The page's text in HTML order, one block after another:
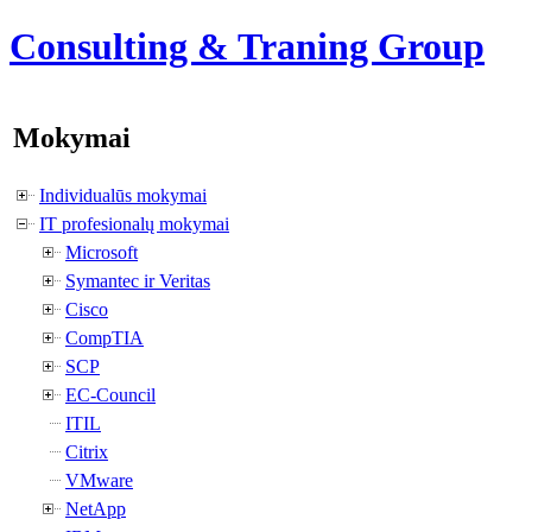
Consulting & Traning Group
Mokymai
Individualūs mokymai
IT profesionalų mokymai
Microsoft
Symantec ir Veritas
Cisco
CompTIA
SCP
EC-Council
ITIL
Citrix
VMware
NetApp